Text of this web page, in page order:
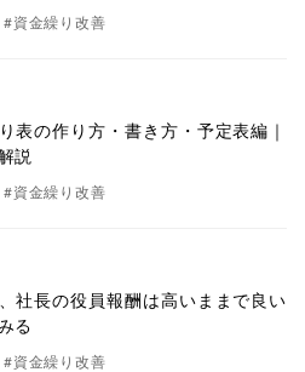
#資金繰り改善
表の作り方・書き方・予定表編｜
説
#資金繰り改善
社長の役員報酬は高いままで良い
る
#資金繰り改善